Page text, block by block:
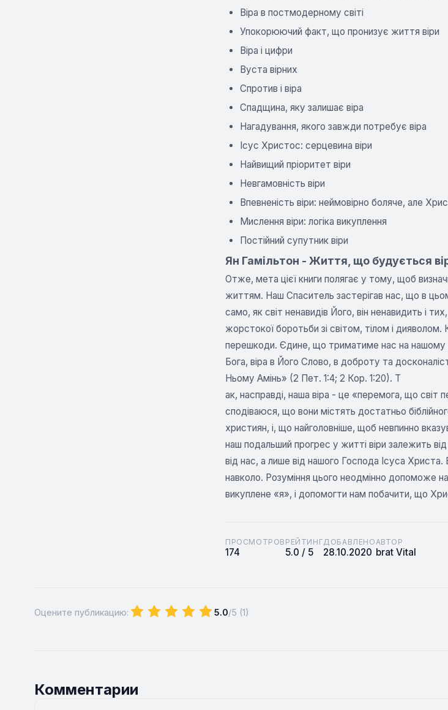
Віра в постмодерному світі
Упокорюючий факт, що пронизує життя віри
Віра і цифри
Вуста вірних
Спротив і віра
Спадщина, яку залишає віра
Нагадування, якого завжди потребує віра
Ісус Христос: серцевина віри
Найвищий пріоритет віри
Невгамовність віри
Впевненість віри: неймовірно боляче, але
Мислення віри: логіка викуплення
Постійний супутник віри
Ян Гамільтон - Життя, що будується
Отже, мета цієї книги полягає у тому, щоб
життям. Наш Спаситель застерігав нас, що в
само, як світ ненавидів Його, він ненавидить і
жорстокої боротьби зі світом, тілом і
перешкоди. Єдине, що триматиме нас на нашому
Бога, віра в Його Слово, в доброту та
Ньому Амінь» (2 Пет. 1:4; 2 Кор. 1:20). Т
ак, насправді, наша віра - це «перемога, що світ
сподіваюся, що вони містять достатньо
християн, і, що найголовніше, щоб невпинно
наш подальший прогрес у житті віри залежить
від нас, а лише від нашого Господа Ісуса Христа.
навколо. Розуміння цього неодмінно допоможе
викуплене «я», і допомогти нам побачити, що
ПРОСМОТРОВ
174
РЕЙТИНГ
5.0 / 5
ДОБАВЛЕНО
28.10.2020
АВТОР
brat Vital
Оцените публикацию: 5.0/5 (1)
Комментарии